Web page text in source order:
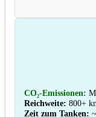
CO₂-Emissionen:
Reichweite: 800+
Zeit zum Tanken: